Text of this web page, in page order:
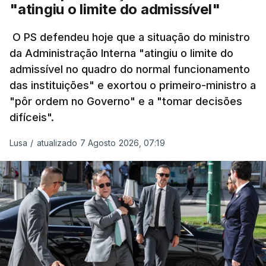
irá decorrer entre 03 e 08 de setembro.
c/Lusa
ARTIGOS RELACIONADOS
Prazo para as candidaturas
ao ensino superior termina
esta quinta-feira
6 Agosto 2026, 13:14
Exames. Governo confirma
afixação dos resultados da
2ª fase e das reapreciações
"atingiu o limite do admissível"
O PS defendeu hoje que a situação do ministro
da Administração Interna "atingiu o limite do
admissível no quadro do normal funcionamento
das instituições" e exortou o primeiro-ministro a
"pôr ordem no Governo" e a "tomar decisões
difíceis".
Lusa / atualizado 7 Agosto 2026, 07:19